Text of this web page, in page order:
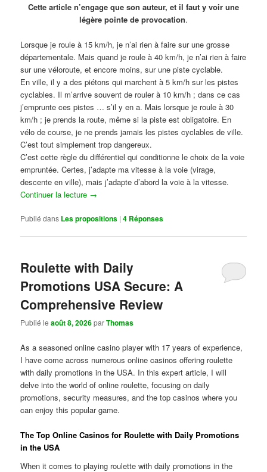
Cette article n’engage que son auteur, et il faut y voir une
légère pointe de provocation.
Lorsque je roule à 15 km/h, je n’ai rien à faire sur une grosse
départementale. Mais quand je roule à 40 km/h, je n’ai rien à faire
sur une véloroute, et encore moins, sur une piste cyclable.
En ville, il y a des piétons qui marchent à 5 km/h sur les pistes
cyclables. Il m’arrive souvent de rouler à 10 km/h ; dans ce cas
j’emprunte ces pistes … s’il y en a. Mais lorsque je roule à 30
km/h ; je prends la route, même si la piste est obligatoire. En
vélo de course, je ne prends jamais les pistes cyclables de ville.
C’est tout simplement trop dangereux.
C’est cette règle du différentiel qui conditionne le choix de la voie
empruntée. Certes, j’adapte ma vitesse à la voie (virage,
descente en ville), mais j’adapte d’abord la voie à la vitesse.
Continuer la lecture →
Publié dans Les propositions |4 Réponses
Roulette with Daily
Promotions USA Secure: A
Comprehensive Review
Publié leaoût 8, 2026parThomas
As a seasoned online casino player with 17 years of experience,
I have come across numerous online casinos offering roulette
with daily promotions in the USA. In this expert article, I will
delve into the world of online roulette, focusing on daily
promotions, security measures, and the top casinos where you
can enjoy this popular game.
The Top Online Casinos for Roulette with Daily Promotions
in the USA
When it comes to playing roulette with daily promotions in the